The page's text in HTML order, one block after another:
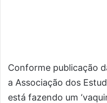
Conforme publicação
a Associação dos
está fazendo um